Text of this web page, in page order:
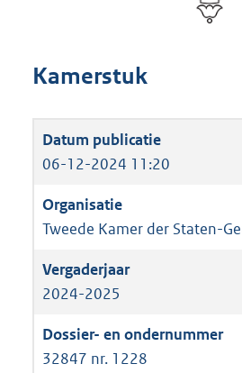
Kamerstuk
06-12-2024 11:20
Tweede Kamer der Staten-
2024-2025
32847 nr. 1228